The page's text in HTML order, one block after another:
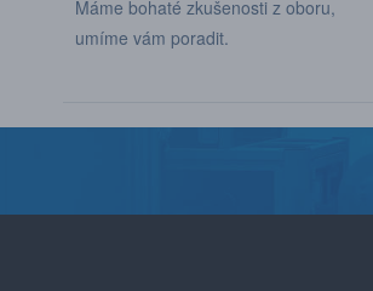
Máme bohaté zkušenosti z oboru,
umíme vám poradit.